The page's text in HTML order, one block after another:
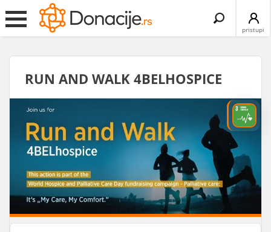
pristupi
Search
RUN AND WALK 4BELHOSPICE